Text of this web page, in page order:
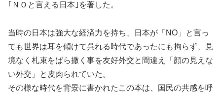
｢ＮＯと言える日本｣を著した。
当時の日本は強大な経済力を持ち、日本が「NO」と言っ
ても世界は耳を傾けて呉れる時代であったにも拘らず、見
境なく札束をばら撒く事を友好外交と間違え「顔の見えな
い外交」と皮肉られていた。
その様な時代を背景に書かれたこの本は、国民の共感を呼